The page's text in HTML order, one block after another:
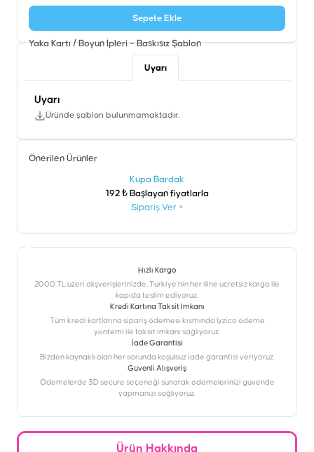
Sepete Ekle
Yaka Kartı / Boyun İpleri – Baskısız Şablon
Uyarı
Uyarı
Üründe şablon bulunmamaktadır.
Önerilen Ürünler
Kupa Bardak
192 ₺ Başlayan fiyatlarla
Sipariş Ver >
Hızlı Kargo
2000 TL üzeri alışverişlerinizde, Türkiye’nin her iline ücretsiz kargo ile
kapıda teslim ediyoruz.
Kredi Kartına Taksit İmkanı
‎Tüm kredi kartlarına sipariş ödemesi kısmında İyzico ödeme
yöntemi ile taksit imkanı sağlıyoruz.
İade Garantisi
Bizden kaynaklı olan her sorunda koşulsuz iade garantisi veriyoruz.
Güvenli Alışveriş
Ödemelerde 3D secure seçeneği sunarak ödemelerinizi güvende
yapmanızı sağlıyoruz.
Ürün Hakkında